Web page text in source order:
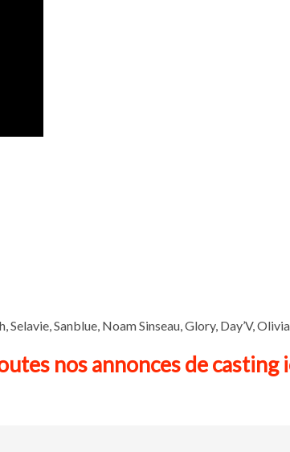
Sanblue, Noam Sinseau, Glory, Day’V,
nos annonces de casting